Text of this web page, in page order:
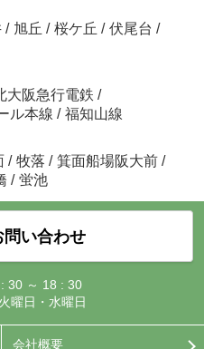
/ 旭丘 / 桜ケ丘 / 伏尾台 /
大阪急行電鉄 /
ル本線 / 福知山線
/ 牧落 / 箕面船場阪大前 /
/ 蛍池
問い合わせ
30 ～ 18 : 30
曜日・水曜日
会社概要